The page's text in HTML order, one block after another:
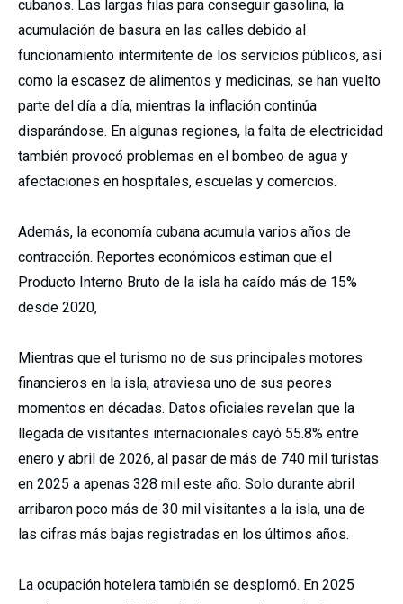
cubanos. Las largas filas para conseguir gasolina, la
acumulación de basura en las calles debido al
funcionamiento intermitente de los servicios públicos, así
como la escasez de alimentos y medicinas, se han vuelto
parte del día a día, mientras la inflación continúa
disparándose. En algunas regiones, la falta de electricidad
también provocó problemas en el bombeo de agua y
afectaciones en hospitales, escuelas y comercios.
Además, la economía cubana acumula varios años de
contracción. Reportes económicos estiman que el
Producto Interno Bruto de la isla ha caído más de 15%
desde 2020,
Mientras que el turismo no de sus principales motores
financieros en la isla, atraviesa uno de sus peores
momentos en décadas. Datos oficiales revelan que la
llegada de visitantes internacionales cayó 55.8% entre
enero y abril de 2026, al pasar de más de 740 mil turistas
en 2025 a apenas 328 mil este año. Solo durante abril
arribaron poco más de 30 mil visitantes a la isla, una de
las cifras más bajas registradas en los últimos años.
La ocupación hotelera también se desplomó. En 2025